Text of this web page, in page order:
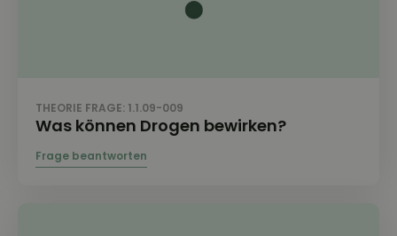
THEORIE FRAGE: 1.1.09-009
Was können Drogen bewirken?